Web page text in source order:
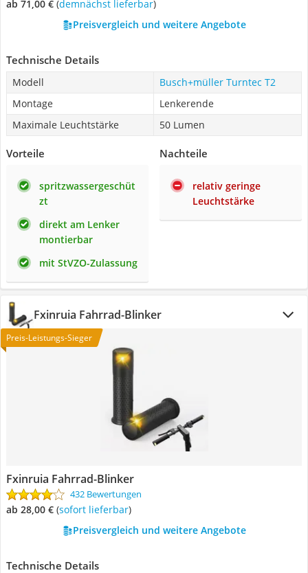
ab 71,00 € ( Demnächst lieferbar)
Preisvergleich und weitere Angebote
Technische Details
Modell
Busch+müller Turntec T2
Montage
Lenkerende
Maximale Leuchtstärke
50 Lumen
Vorteile
spritzwassergeschüt
zt
direkt am Lenker
montierbar
mit StVZO-Zulassung
Nachteile
relativ geringe
Leuchtstärke
Fxinruia Fahrrad-Blinker
Preis-Leistungs-Sieger
Fxinruia Fahrrad-Blinker
432 Bewertungen
ab 28,00 € ( Sofort lieferbar)
Preisvergleich und weitere Angebote
Technische Details